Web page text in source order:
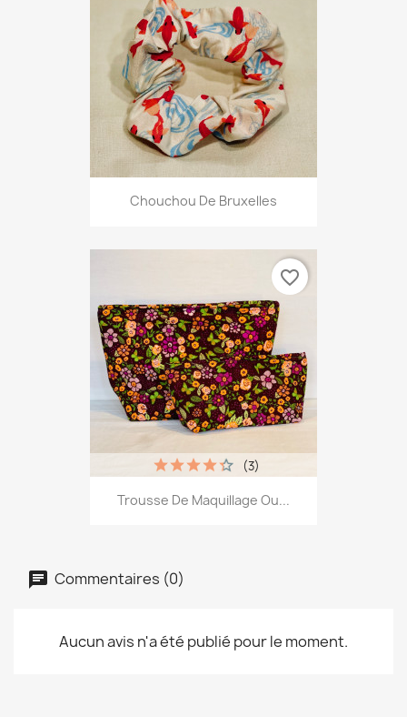
Chouchou De Bruxelles
Trousse De Maquillage Ou...
(3)
favorite_border
Commentaires (0)
Aucun avis n'a été publié pour le moment.